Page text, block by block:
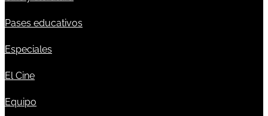
Pases educativos
Especiales
El Cine
Equipo